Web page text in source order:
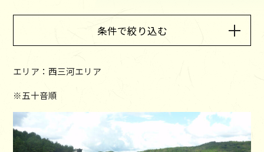
条件で絞り込む
エリア：西三河エリア
※五十音順